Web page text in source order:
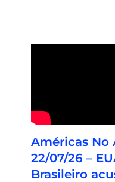
Américas No
22/07/26 –
Brasileiro